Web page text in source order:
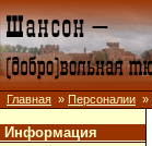
Главная » Персоналии »
Информация